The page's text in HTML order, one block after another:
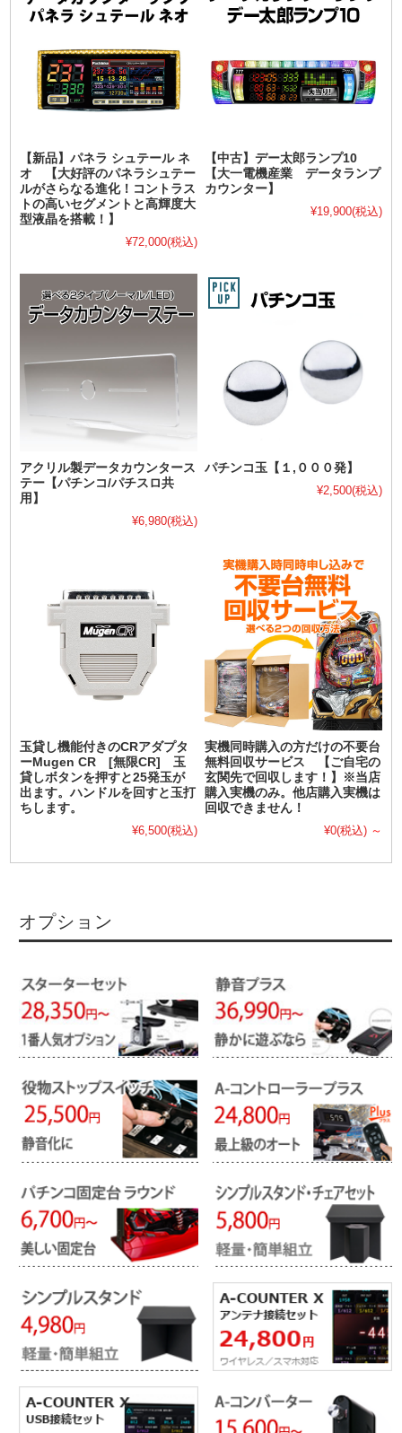
【新品】パネラ シュテール ネ
オ 【大好評のパネラシュテー
ルがさらなる進化！コントラス
トの高いセグメントと高輝度大
型液晶を搭載！】
¥72,000(税込)
【中古】デー太郎ランプ10
【大一電機産業 データランプ
カウンター】
¥19,900(税込)
アクリル製データカウンタース
テー【パチンコ/パチスロ共
用】
¥6,980(税込)
パチンコ玉【１,０００発】
¥2,500(税込)
玉貸し機能付きのCRアダプタ
ーMugen CR [無限CR] 玉
貸しボタンを押すと25発玉が
出ます。ハンドルを回すと玉打
ちします。
¥6,500(税込)
実機同時購入の方だけの不要台
無料回収サービス 【ご自宅の
玄関先で回収します！】※当店
購入実機のみ。他店購入実機は
回収できません！
¥0(税込) ～
オプション